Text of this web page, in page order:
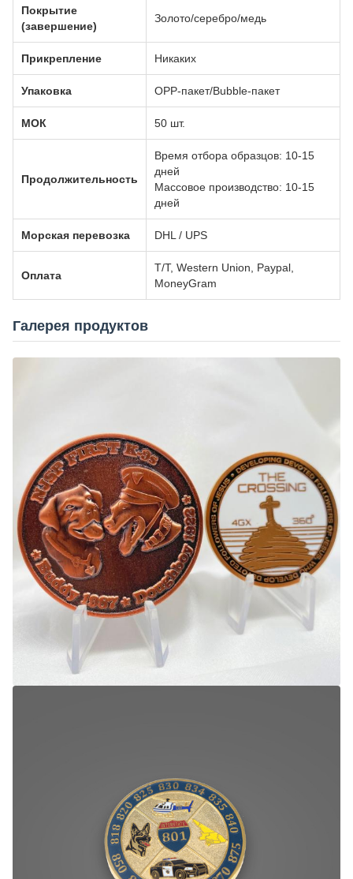
Покрытие
(завершение)
Золото/серебро/медь
Прикрепление Никаких
Упаковка OPP-пакет/Bubble-пакет
МОК 50 шт.
Продолжительность
Время отбора образцов: 10-15
дней
Массовое производство: 10-15
дней
Морская перевозка DHL / UPS
Оплата
T/T, Western Union, Paypal,
MoneyGram
Галерея продуктов